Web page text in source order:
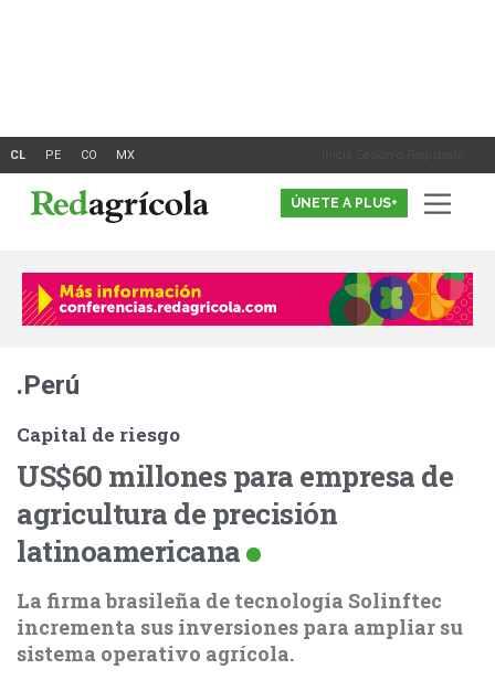
Inicia Sesión o Registrate
ÚNETE A PLUS+
.Perú
Capital de riesgo
US$60 millones para empresa de
agricultura de precisión
latinoamericana
La firma brasileña de tecnología Solinftec
incrementa sus inversiones para ampliar su
sistema operativo agrícola.